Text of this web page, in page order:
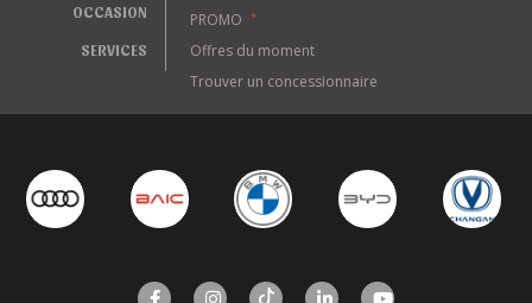
OCCASION
SERVICES
PROMO
*
Offres du moment
Trouver un concessionnaire